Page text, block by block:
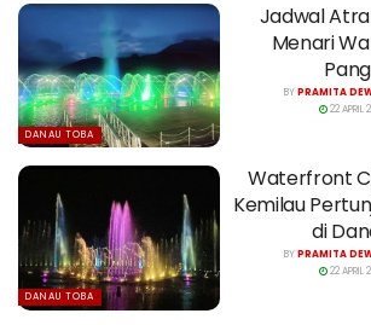
DANAU TOBA
Jadwal
Menari
BYPRAMITA
22 APRIL
DANAU TOBA
Waterfront
Kemilau
di
BYPRAMITA
22 APRIL